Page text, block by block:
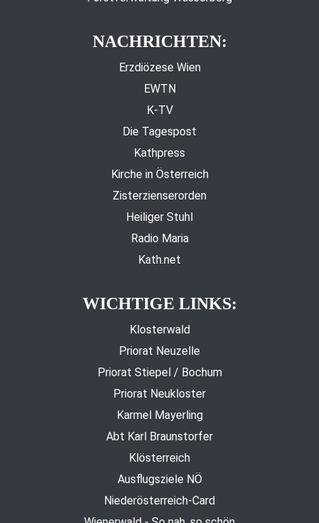
NACHRICHTEN:
Erzdiözese Wien
EWTN
K-TV
Die Tagespost
Kathpress
Kirche in Österreich
Zisterzienserorden
Heiliger Stuhl
Radio Maria
Kath.net
WICHTIGE LINKS:
Klosterwald
Priorat Neuzelle
Priorat Stiepel / Bochum
Priorat Neukloster
Karmel Mayerling
Abt Karl Braunstorfer
Klösterreich
Ausflugsziele NÖ
Niederösterreich-Card